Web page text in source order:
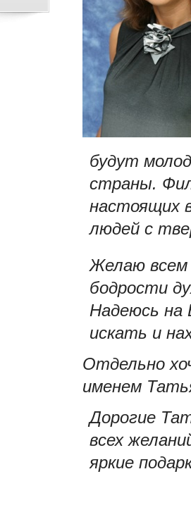
будут
страны.
настоящих
людей с
Желаю всем
бодрости
Надеюсь на
искать и
Отдельно
именем
Дорогие
всех
яркие